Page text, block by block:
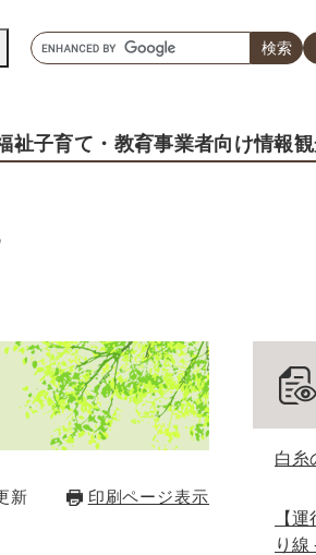
キ
ー
ド
祉子育て ・教育事業者向け情報
新 印刷ページ表示
白糸
【
り